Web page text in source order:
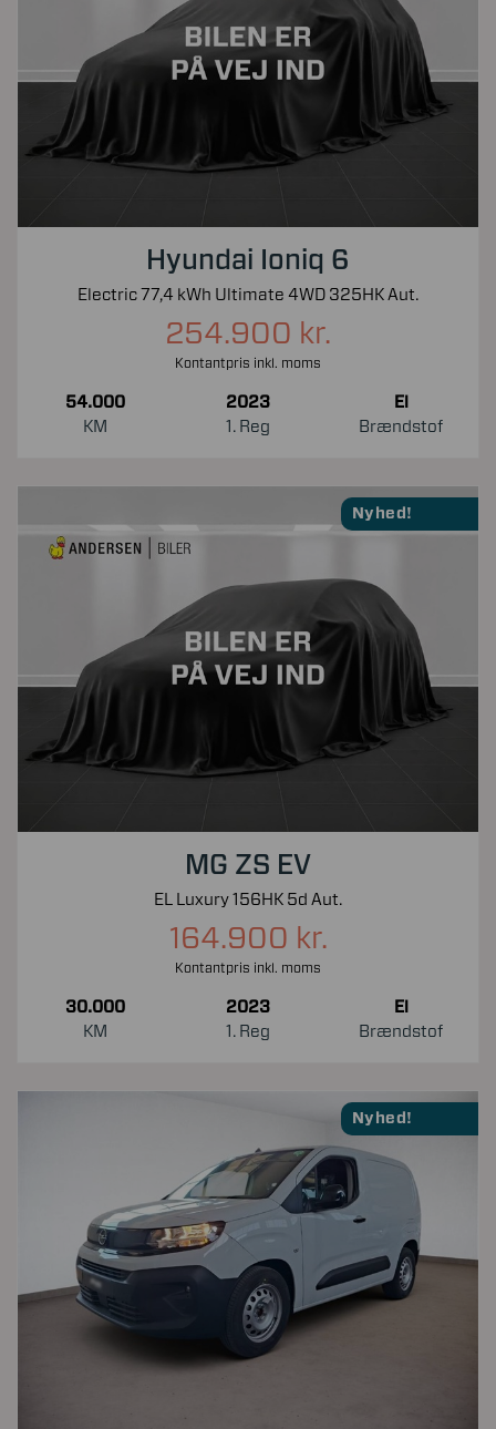
Hyundai Ioniq 6
Electric 77,4 kWh Ultimate 4WD 325HK Aut.
254.900 kr.
Kontantpris inkl. moms
54.000
KM
2023
1. Reg
El
Brændstof
Nyhed!
MG ZS EV
EL Luxury 156HK 5d Aut.
164.900 kr.
Kontantpris inkl. moms
30.000
KM
2023
1. Reg
El
Brændstof
Nyhed!